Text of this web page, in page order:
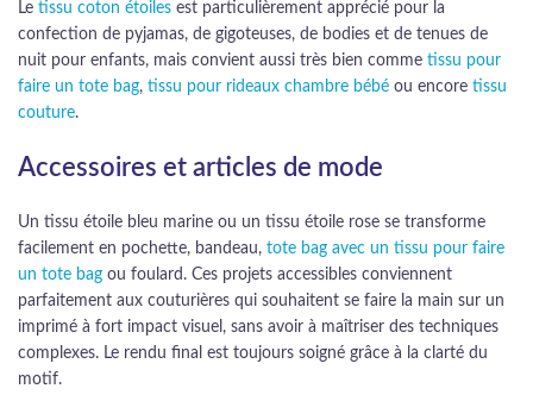
Le tissu coton étoiles est particulièrement apprécié pour la
confection de pyjamas, de gigoteuses, de bodies et de tenues de
nuit pour enfants, mais convient aussi très bien comme tissu pour
faire un tote bag, tissu pour rideaux chambre bébé ou encore tissu
couture.
Accessoires et articles de mode
Un tissu étoile bleu marine ou un tissu étoile rose se transforme
facilement en pochette, bandeau, tote bag avec un tissu pour faire
un tote bag ou foulard. Ces projets accessibles conviennent
parfaitement aux couturières qui souhaitent se faire la main sur un
imprimé à fort impact visuel, sans avoir à maîtriser des techniques
complexes. Le rendu final est toujours soigné grâce à la clarté du
motif.